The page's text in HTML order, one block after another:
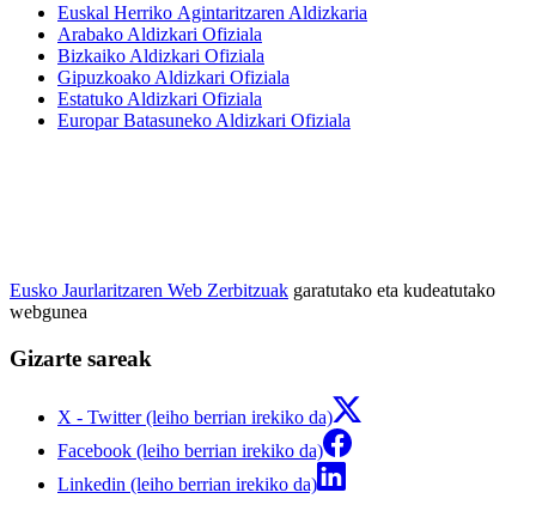
Euskal Herriko Agintaritzaren Aldizkaria
Arabako Aldizkari Ofiziala
Bizkaiko Aldizkari Ofiziala
Gipuzkoako Aldizkari Ofiziala
Estatuko Aldizkari Ofiziala
Europar Batasuneko Aldizkari Ofiziala
Eusko Jaurlaritzaren Web Zerbitzuak garatutako eta kudeatutako
webgunea
Gizarte sareak
X - Twitter (leiho berrian irekiko da)
Facebook (leiho berrian irekiko da)
Linkedin (leiho berrian irekiko da)